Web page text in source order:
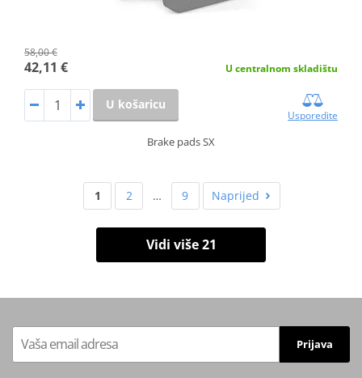
58,00 €
42,11 € U centralnom skladištu
U košaricu
Usporedite
Brake pads SX
1 2 … 9 Naprijed
Vidi više 21
Prijava